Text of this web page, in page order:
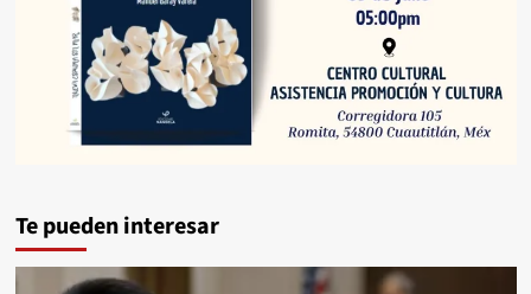
Te pueden interesar